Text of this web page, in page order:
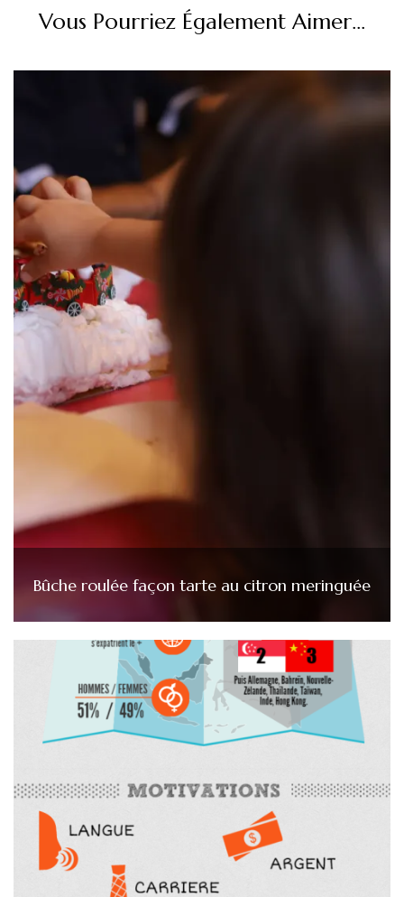
Vous Pourriez Également Aimer...
Bûche roulée façon tarte au citron meringuée